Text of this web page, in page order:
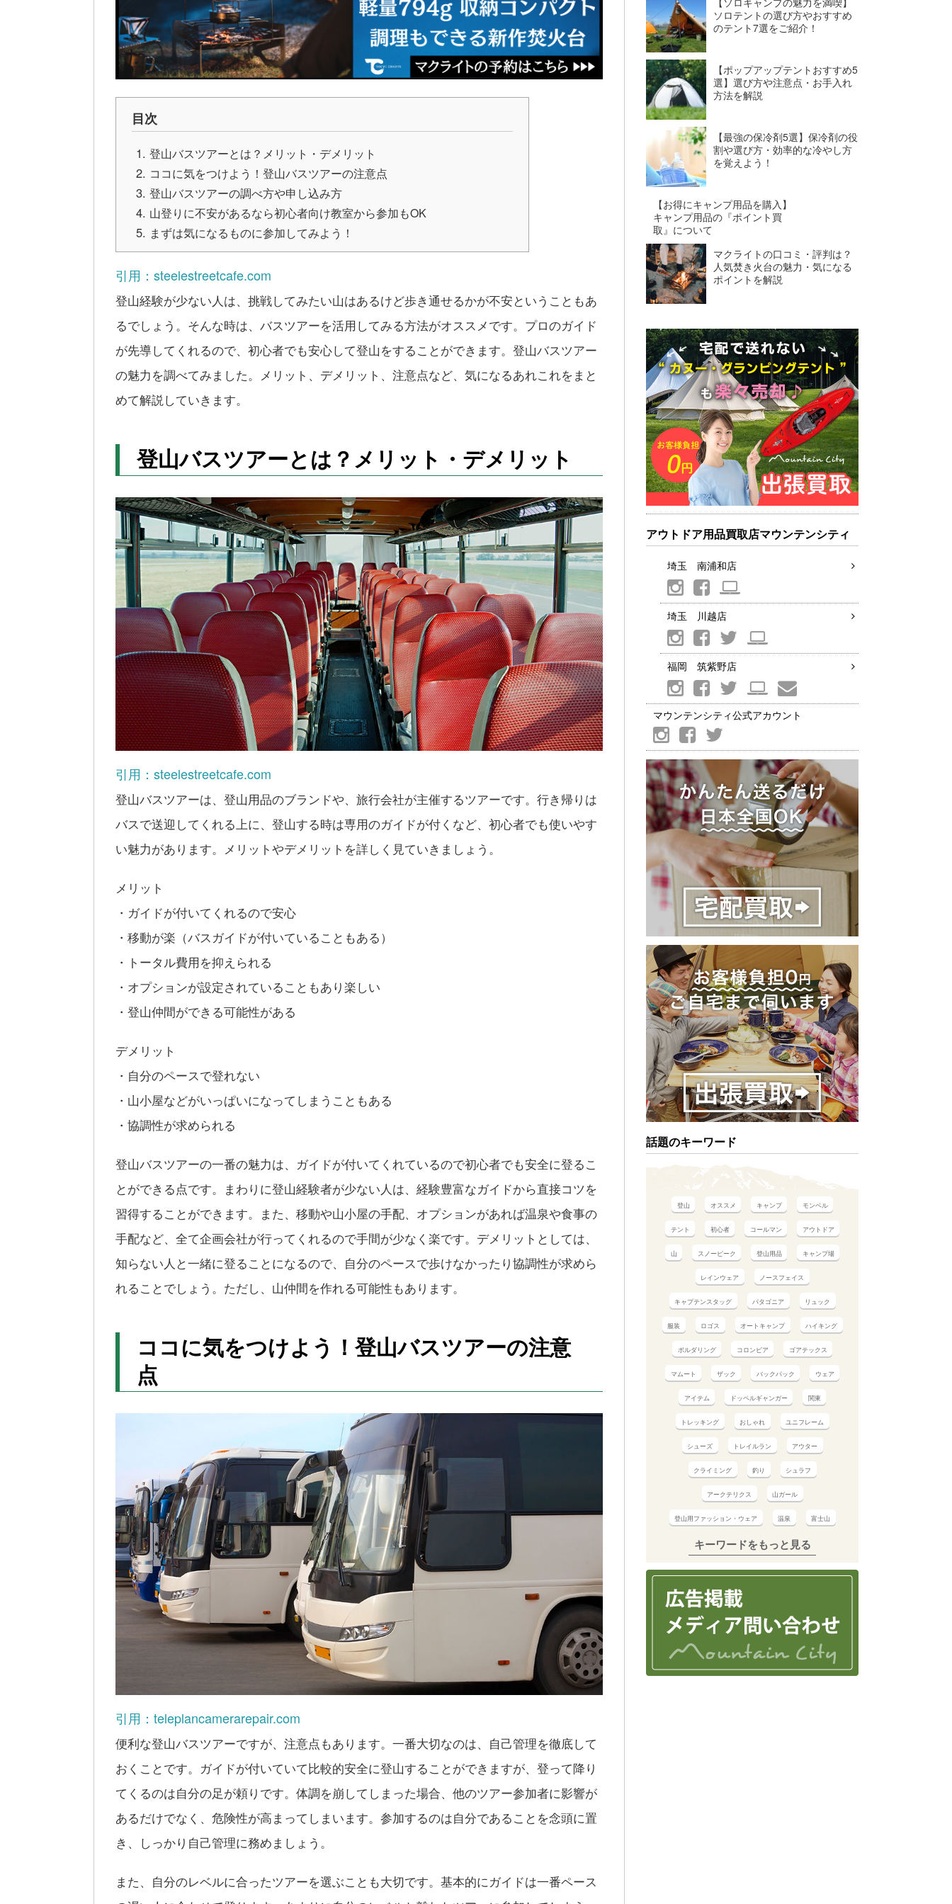
目次
登山バスツアーとは？メリット・デメリット
ココに気をつけよう！登山バスツアーの注意点
登山バスツアーの調べ方や申し込み方
山登りに不安があるなら初心者向け教室から参加もOK
まずは気になるものに参加してみよう！
引用：steelestreetcafe.com
登山経験が少ない人は、挑戦してみたい山はあるけど歩き通せるかが不安ということもあ
るでしょう。そんな時は、バスツアーを活用してみる方法がオススメです。プロのガイド
が先導してくれるので、初心者でも安心して登山をすることができます。登山バスツアー
の魅力を調べてみました。メリット、デメリット、注意点など、気になるあれこれをまと
めて解説していきます。
登山バスツアーとは？メリット・デメリット
引用：steelestreetcafe.com
登山バスツアーは、登山用品のブランドや、旅行会社が主催するツアーです。行き帰りは
バスで送迎してくれる上に、登山する時は専用のガイドが付くなど、初心者でも使いやす
い魅力があります。メリットやデメリットを詳しく見ていきましょう。
メリット
・ガイドが付いてくれるので安心
・移動が楽（バスガイドが付いていることもある）
・トータル費用を抑えられる
・オプションが設定されていることもあり楽しい
・登山仲間ができる可能性がある
デメリット
・自分のペースで登れない
・山小屋などがいっぱいになってしまうこともある
・協調性が求められる
登山バスツアーの一番の魅力は、ガイドが付いてくれているので初心者でも安全に登るこ
とができる点です。まわりに登山経験者が少ない人は、経験豊富なガイドから直接コツを
習得することができます。また、移動や山小屋の手配、オプションがあれば温泉や食事の
手配など、全て企画会社が行ってくれるので手間が少なく楽です。デメリットとしては、
知らない人と一緒に登ることになるので、自分のペースで歩けなかったり協調性が求めら
れることでしょう。ただし、山仲間を作れる可能性もあります。
ココに気をつけよう！登山バスツアーの注意
点
引用：teleplancamerarepair.com
便利な登山バスツアーですが、注意点もあります。一番大切なのは、自己管理を徹底して
おくことです。ガイドが付いていて比較的安全に登山することができますが、登って降り
てくるのは自分の足が頼りです。体調を崩してしまった場合、他のツアー参加者に影響が
あるだけでなく、危険性が高まってしまいます。参加するのは自分であることを念頭に置
き、しっかり自己管理に務めましょう。
また、自分のレベルに合ったツアーを選ぶことも大切です。基本的にガイドは一番ペース
ソロテントの選び方やおすすめ
のテント7選をご紹介！
【ポップアップテントおすすめ5
選】選び方や注意点・お手入れ
方法を解説
【最強の保冷剤5選】保冷剤の役
割や選び方・効率的な冷やし方
を覚えよう！
【お得にキャンプ用品を購入】
キャンプ用品の『ポイント買
取』について
マクライトの口コミ・評判は？
人気焚き火台の魅力・気になる
ポイントを解説
アウトドア用品買取店マウンテンシティ
埼玉 南浦和店
埼玉 川越店
福岡 筑紫野店
マウンテンシティ公式アカウント
話題のキーワード
登山 オススメ キャンプ モンベル
テント 初心者 コールマン アウトドア
山 スノーピーク 登山用品 キャンプ場
レインウェア ノースフェイス
キャプテンスタッグ パタゴニア リュック
服装 ロゴス オートキャンプ ハイキング
ボルダリング コロンビア ゴアテックス
マムート ザック バックパック ウェア
アイテム ドッペルギャンガー 関東
トレッキング おしゃれ ユニフレーム
シューズ トレイルラン アウター
クライミング 釣り シュラフ
アークテリクス 山ガール
登山用ファッション・ウェア 温泉 富士山
キーワードをもっと見る